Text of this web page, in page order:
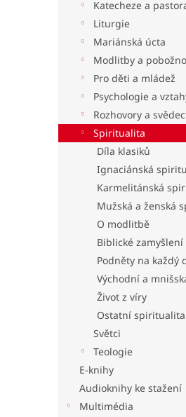
Katecheze a
Liturgie
Mariánská úcta
Modlitby a
Pro děti a mládež
Psychologie a
Rozhovory a
Spiritualita
Díla klasiků
Ignaciánská
Karmelitánská
Mužská a ženská
O modlitbě
Biblické
Podněty na každý
Východní a
Život z víry
Ostatní spiritualita
Světci
Teologie
E-knihy
Audioknihy ke stažení
Multimédia